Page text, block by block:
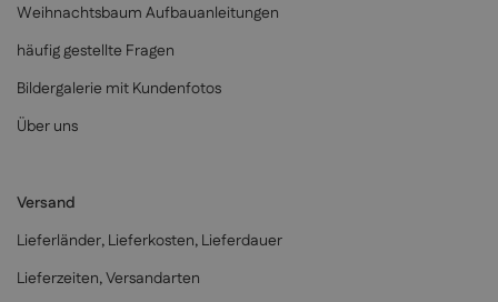
Weihnachtsbaum Aufbauanleitungen
häufig gestellte Fragen
Bildergalerie mit Kundenfotos
Über uns
Versand
Lieferländer, Lieferkosten, Lieferdauer
Lieferzeiten, Versandarten